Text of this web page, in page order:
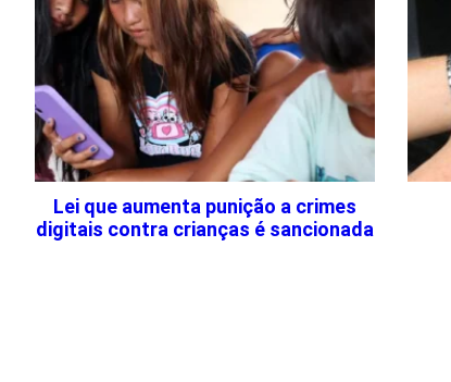
Lei que aumenta punição a crimes
digitais contra crianças é sancionada